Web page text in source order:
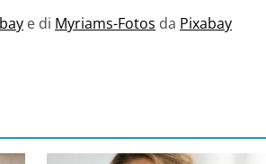
e di Myriams-Fotos da Pixabay